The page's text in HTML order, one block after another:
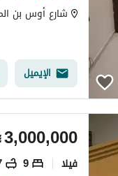
شارع أوس بن
الإيميل
3,000,000
فیلا 9